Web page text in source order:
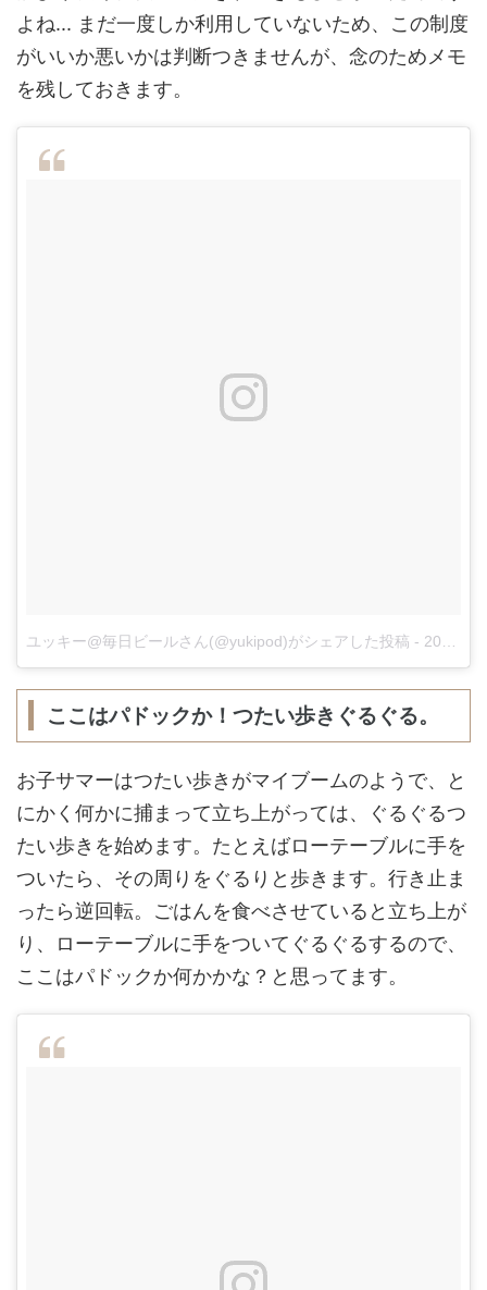
よね... まだ一度しか利用していないため、この制度
がいいか悪いかは判断つきませんが、念のためメモ
を残しておきます。
ユッキー@毎日ビールさん(@yukipod)がシェアした投稿 - 2017 11月 8 9:03午後 PST
ここはパドックか！つたい歩きぐるぐる。
お子サマーはつたい歩きがマイブームのようで、と
にかく何かに捕まって立ち上がっては、ぐるぐるつ
たい歩きを始めます。たとえばローテーブルに手を
ついたら、その周りをぐるりと歩きます。行き止ま
ったら逆回転。ごはんを食べさせていると立ち上が
り、ローテーブルに手をついてぐるぐるするので、
ここはパドックか何かかな？と思ってます。